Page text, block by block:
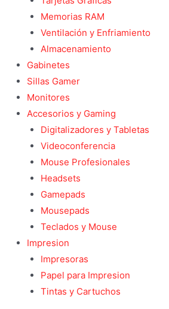
Memorias RAM
Ventilación y Enfriamiento
Almacenamiento
Gabinetes
Sillas Gamer
Monitores
Accesorios y Gaming
Digitalizadores y Tabletas
Videoconferencia
Mouse Profesionales
Headsets
Gamepads
Mousepads
Teclados y Mouse
Impresion
Impresoras
Papel para Impresion
Tintas y Cartuchos